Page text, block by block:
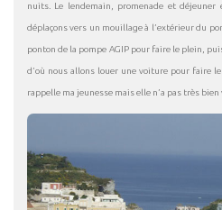
nuits. Le lendemain, promenade et
déplaçons vers un mouillage à l’extérieur du
ponton de la pompe AGIP pour faire le plein,
d’où nous allons louer une voiture pour faire
rappelle ma jeunesse mais elle n’a pas très